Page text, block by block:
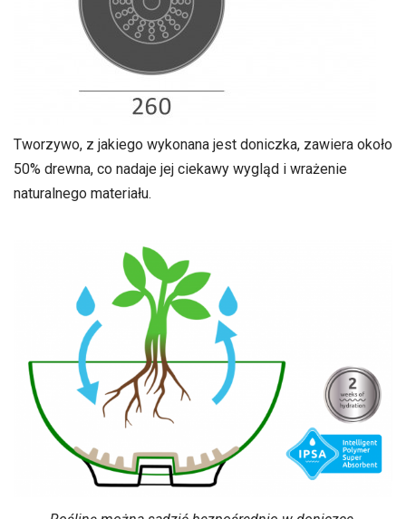
Tworzywo, z jakiego wykonana jest doniczka, zawiera około
50% drewna, co nadaje jej ciekawy wygląd i wrażenie
naturalnego materiału.